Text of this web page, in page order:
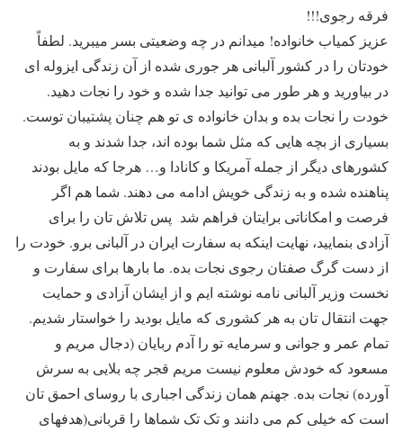
فرقه رجوی!!!
عزیز کمیاب خانواده! میدانم در چه وضعیتی بسر میبرید. لطفاً
خودتان را در کشور آلبانی هر جوری شده از آن زندگی ایزوله ای
در بیاورید و هر طور می توانید جدا شده و خود را نجات دهید.
خودت را نجات بده و بدان خانواده ی تو هم چنان پشتیبان توست.
بسیاری از بچه هایی که مثل شما بوده اند، جدا شدند و به
کشورهای دیگر از جمله آمریکا و کانادا و… هرجا که مایل بودند
پناهنده شده و به زندگی خویش ادامه می دهند. شما هم اگر
فرصت و امکاناتی برایتان فراهم شد پس تلاش تان را برای
آزادی بنمایید، نهایت اینکه به سفارت ایران در آلبانی برو. خودت را
از دست گرگ صفتان رجوی نجات بده. ما بارها برای سفارت و
نخست وزیر آلبانی نامه نوشته ایم و از ایشان آزادی و حمایت
جهت انتقال تان به هر کشوری که مایل بودید را خواستار شدیم.
تمام عمر و جوانی و سرمایه تو را آدم ربایان (دجال مریم و
مسعود که خودش معلوم نیست مریم قجر چه بلایی به سرش
آورده) نجات بده. جهنم همان زندگی اجباری با روسای احمق تان
است که خیلی کم می دانند و تک تک شماها را قربانی(هدفهای